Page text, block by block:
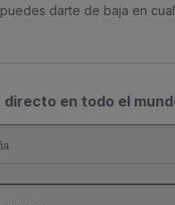
darte de baja en
directo en todo el